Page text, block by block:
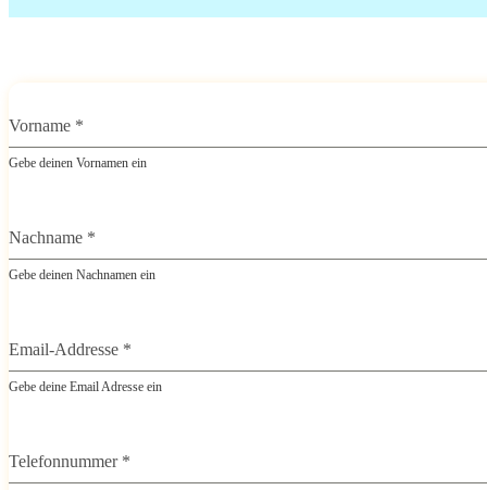
Vorname *
Gebe deinen Vornamen ein
Nachname *
Gebe deinen Nachnamen ein
Email-Addresse *
Gebe deine Email Adresse ein
Telefonnummer *